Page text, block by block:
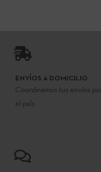
ENVÍOS A DOMICILIO
Coordinamos tus envíos
el país .